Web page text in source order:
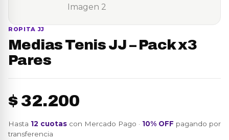
ROPITA JJ
Medias Tenis JJ – Pack x3
Pares
$ 32.200
Hasta 12 cuotas con Mercado Pago · 10% OFF pagando por
transferencia